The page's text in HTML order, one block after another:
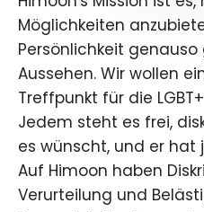
Möglichkeiten
Persönlichkeit
Aussehen. Wir wollen
Treffpunkt für die
Jedem steht es frei,
es wünscht, und er hat
Auf Himoon haben
Verurteilung und